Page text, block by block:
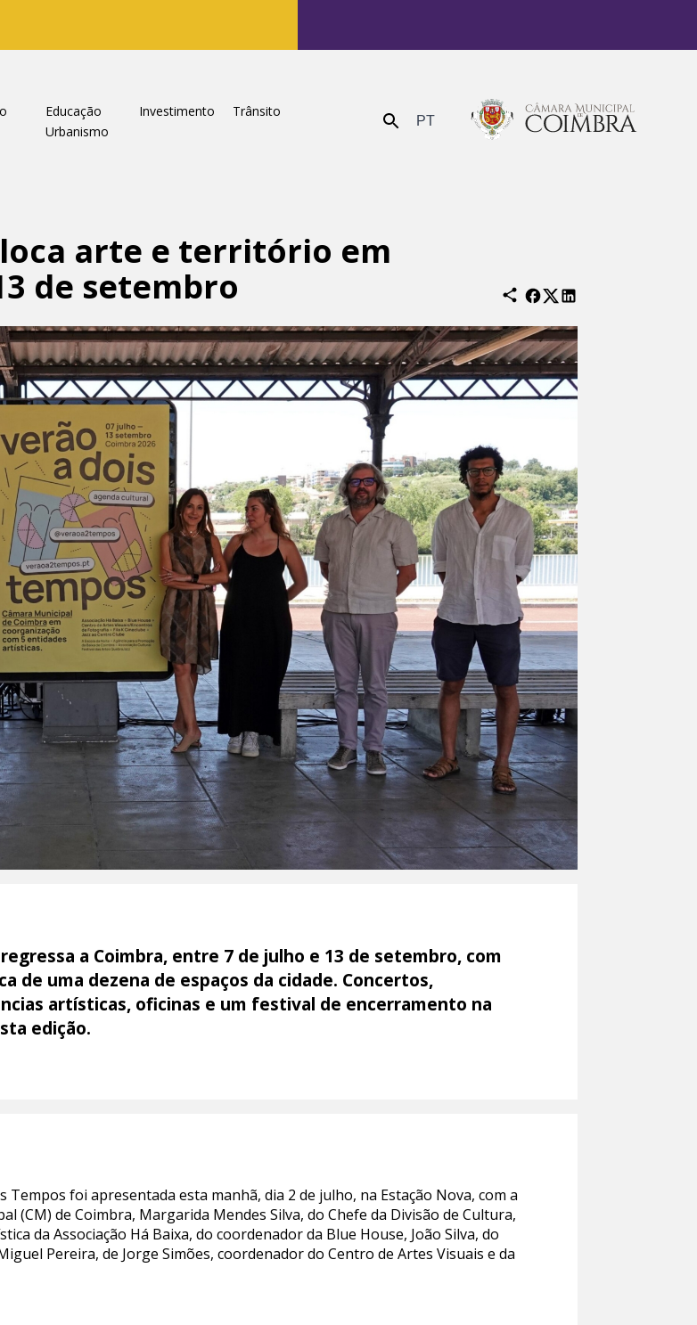
Educação Investimento
Trânsito
Urbanismo Enviar PT
arte e território em
de setembro
a Coimbra, entre 7 de julho e 13 de setembro, com
de uma dezena de espaços da cidade. Concertos,
artísticas, oficinas e um festival de encerramento na
edição.
foi apresentada esta manhã, dia 2 de julho, na Estação Nova, com a
(CM) de Coimbra, Margarida Mendes Silva, do Chefe da Divisão de Cultura,
da Associação Há Baixa, do coordenador da Blue House, João Silva, do
Pereira, de Jorge Simões, coordenador do Centro de Artes Visuais e da